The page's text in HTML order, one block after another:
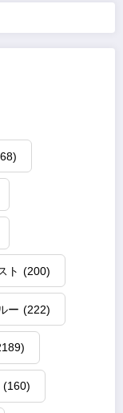
ト (200)
ー (222)
(160)